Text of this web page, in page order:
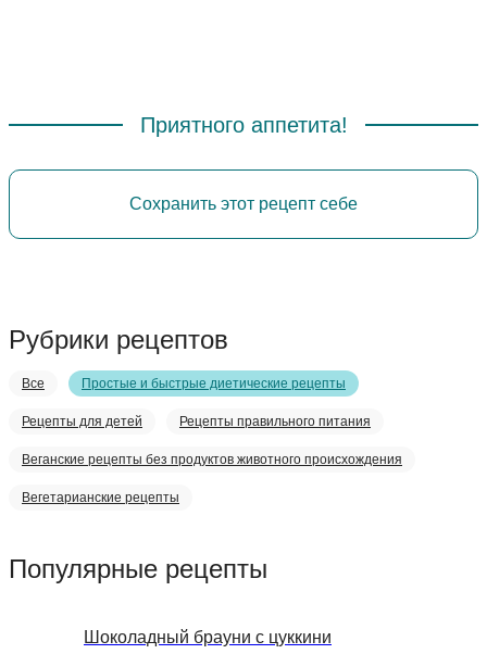
Приятного аппетита!
Сохранить этот рецепт себе
Рубрики рецептов
Все Простые и быстрые диетические рецепты
Рецепты для детей Рецепты правильного питания
Веганские рецепты без продуктов животного происхождения
Вегетарианские рецепты
Популярные рецепты
Шоколадный брауни с цуккини